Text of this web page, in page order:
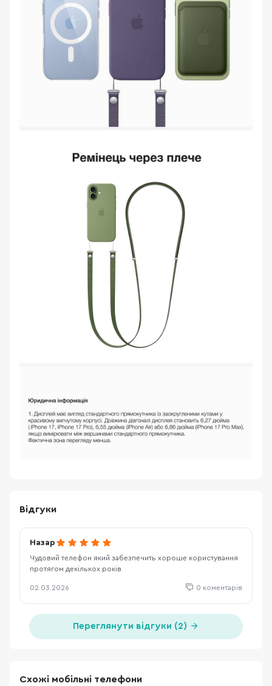
Відгуки
Назар
Чудовий телефон який забезпечить хороше користування
протягом декількох років
02.03.2026 0 коментарів
Переглянути відгуки (2)
Схожі мобільні телефони